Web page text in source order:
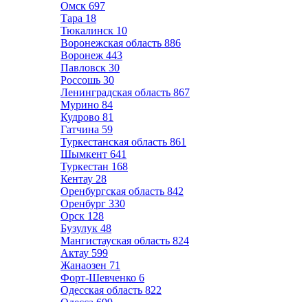
Омск 697
Тара 18
Тюкалинск 10
Воронежская область 886
Воронеж 443
Павловск 30
Россошь 30
Ленинградская область 867
Мурино 84
Кудрово 81
Гатчина 59
Туркестанская область 861
Шымкент 641
Туркестан 168
Кентау 28
Оренбургская область 842
Оренбург 330
Орск 128
Бузулук 48
Мангистауская область 824
Актау 599
Жанаозен 71
Форт-Шевченко 6
Одесская область 822